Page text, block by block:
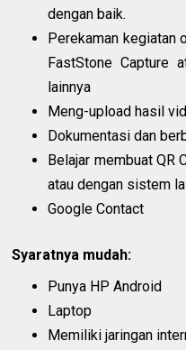
dengan baik.
Perekaman kegiatan
FastStone Capture
lainnya
Meng-upload hasil
Dokumentasi dan
Belajar membuat QR
atau dengan sistem
Google Contact
Syaratnya mudah:
Punya HP Android
Laptop
Memiliki jaringan